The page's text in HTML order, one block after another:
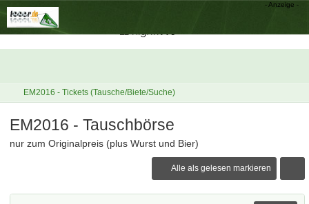
EM2016 - Tickets (Tausche/Biete/Suche)
EM2016 - Tauschbörse
nur zum Originalpreis (plus Wurst und Bier)
Alle als gelesen markieren